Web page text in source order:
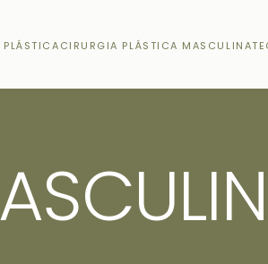
CIRURGIA PLÁSTICA MASCULINA